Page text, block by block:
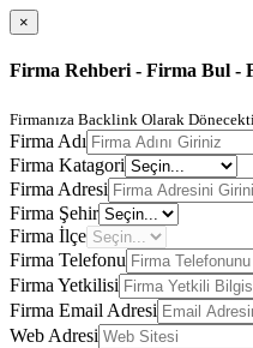
×
Firma Rehberi - Firma Bul -
Firmanıza Backlink Olarak
Firma Adı
Firma Katagori
Firma Adresi
Firma Şehir
Firma İlçe
Firma Telefonu
Firma Yetkilisi
Firma Email Adresi
Web Adresi